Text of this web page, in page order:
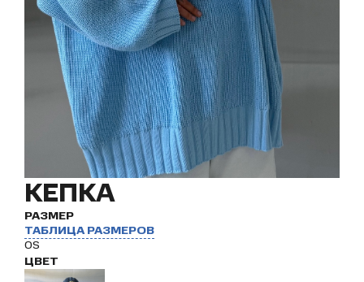
КЕПКА
РАЗМЕР
ТАБЛИЦА РАЗМЕРОВ
OS
ЦВЕТ